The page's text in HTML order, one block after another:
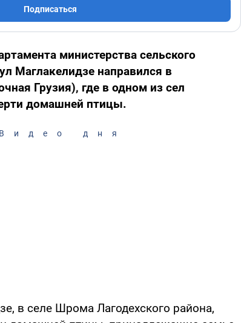
Подписаться
министерства сельского
Маглакелидзе направился в
Грузия), где в одном из сел
домашней птицы.
Видео дня
в селе Шрома Лагодехского района,